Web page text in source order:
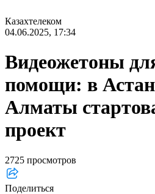
Казахтелеком
04.06.2025, 17:34
Видеожетоны
помощи: в
Алматы
проект
2725 просмотров
Поделиться